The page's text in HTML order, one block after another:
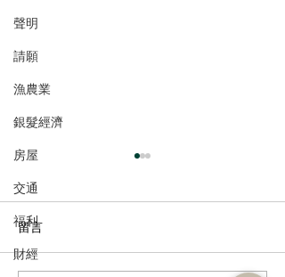
聲明
請願
漁農業
銀髮經濟
房屋
交通
福利
財經
留言